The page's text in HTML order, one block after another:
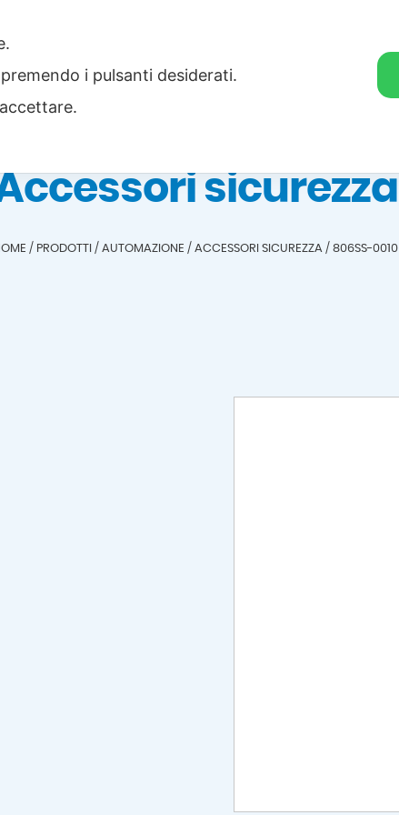
Download
sicurezza
/ PRODOTTI / AUTOMAZIONE / ACCESSORI SICUREZZA / 806SS-0010
i pulsanti desiderati.